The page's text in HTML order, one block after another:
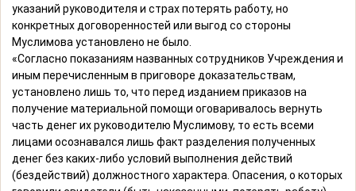
указаний руководителя и страх потерять работу, но
конкретных договоренностей или выгод со стороны
Муслимова установлено не было.
«Согласно показаниям названных сотрудников Учреждения и
иным перечисленным в приговоре доказательствам,
установлено лишь то, что перед изданием приказов на
получение материальной помощи оговаривалось вернуть
часть денег их руководителю Муслимову, то есть всеми
лицами осознавался лишь факт разделения полученных
денег без каких-либо условий выполнения действий
(бездействий) должностного характера. Опасения, о которых